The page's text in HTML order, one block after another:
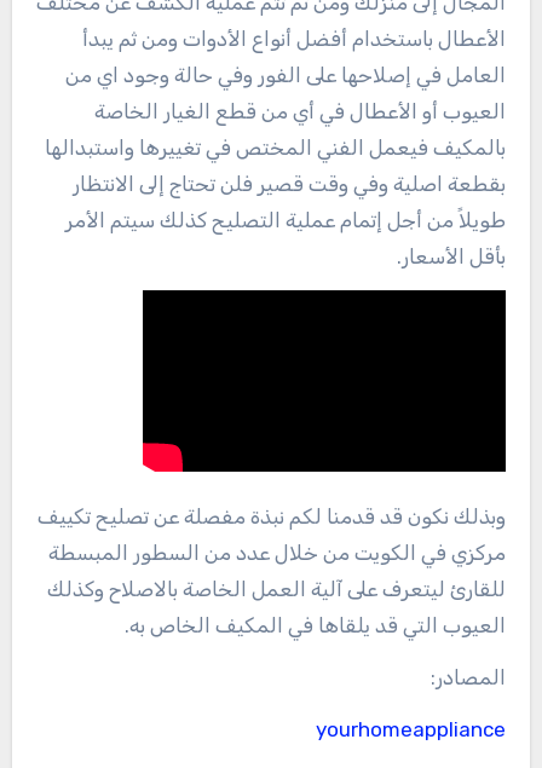
الأعطال باستخدام أفضل أنواع الأدوات ومن ثم يبدأ
العامل في إصلاحها على الفور وفي حالة وجود اي من
العيوب أو الأعطال في أي من قطع الغيار الخاصة
بالمكيف فيعمل الفني المختص في تغييرها واستبدالها
بقطعة اصلية وفي وقت قصير فلن تحتاج إلى الانتظار
طويلاً من أجل إتمام عملية التصليح كذلك سيتم الأمر
بأقل الأسعار.
وبذلك نكون قد قدمنا لكم نبذة مفصلة عن تصليح تكييف
مركزي في الكويت من خلال عدد من السطور المبسطة
للقارئ ليتعرف على آلية العمل الخاصة بالاصلاح وكذلك
العيوب التي قد يلقاها في المكيف الخاص به.
المصادر:
yourhomeappliance